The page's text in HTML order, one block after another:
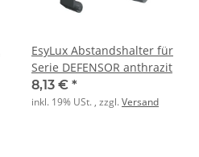
EsyLux Abstandshalter für
Serie DEFENSOR anthrazit
8,13 € *
inkl. 19% USt. , zzgl.Versand